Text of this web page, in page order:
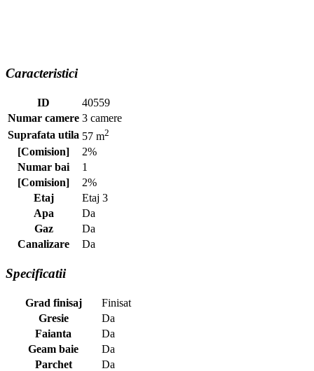
Caracteristici
ID
40559
Numar camere 3 camere
Suprafata utila 57 m2
[Comision]
2%
Numar bai
1
[Comision]
2%
Etaj
Etaj 3
Apa
Da
Gaz
Da
Canalizare
Da
Specificatii
Grad finisaj
Finisat
Gresie
Da
Faianta
Da
Geam baie
Da
Parchet
Da